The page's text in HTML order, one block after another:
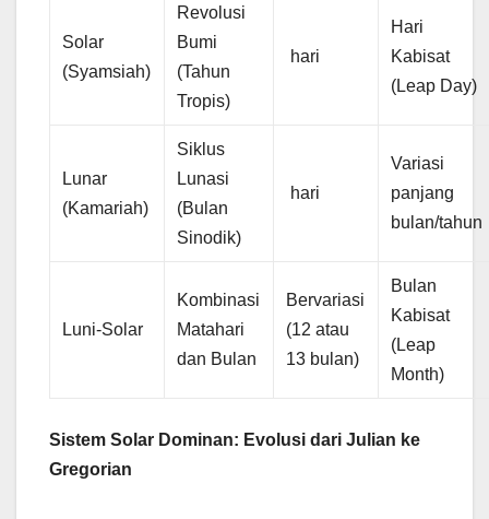
Solar
(Syamsiah)
Revolusi
Bumi
(Tahun
Tropis)
hari
Hari
Kabisat
(Leap Day)
Lunar
(Kamariah)
Siklus
Lunasi
(Bulan
Sinodik)
hari
Variasi
panjang
bulan/tahun
Luni-Solar
Kombinasi
Matahari
dan Bulan
Bervariasi
(12 atau
13 bulan)
Bulan
Kabisat
(Leap
Month)
Sistem Solar Dominan: Evolusi dari Julian ke
Gregorian